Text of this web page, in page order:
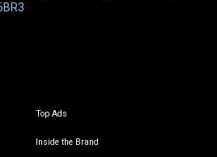
Top Ads
Inside the Brand